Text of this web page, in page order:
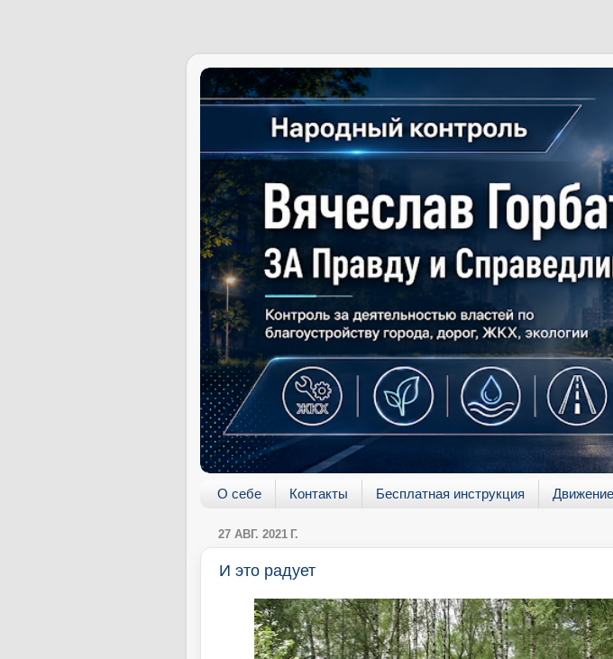
О себе Контакты Бесплатная инструкция
27 АВГ. 2021 Г.
И это радует